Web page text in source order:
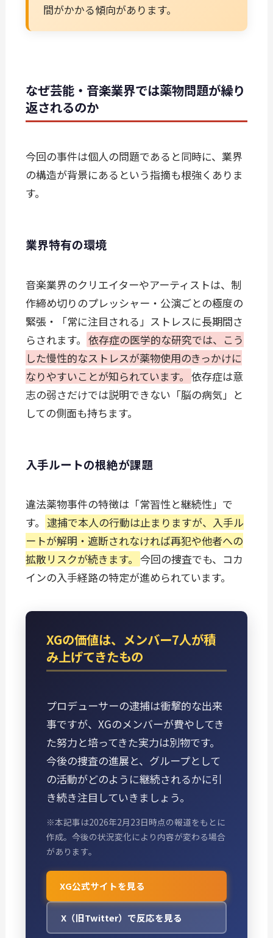
間がかかる傾向があります。
なぜ芸能・音楽業界では薬物問題が繰り
返されるのか
今回の事件は個人の問題であると同時に、業界
の構造が背景にあるという指摘も根強くありま
す。
業界特有の環境
音楽業界のクリエイターやアーティストは、制
作締め切りのプレッシャー・公演ごとの極度の
緊張・「常に注目される」ストレスに長期間さ
らされます。 依存症の医学的な研究では、こう
した慢性的なストレスが薬物使用のきっかけに
なりやすいことが知られています。 依存症は意
志の弱さだけでは説明できない「脳の病気」と
しての側面も持ちます。
入手ルートの根絶が課題
違法薬物事件の特徴は「常習性と継続性」で
す。 逮捕で本人の行動は止まりますが、入手ル
ートが解明・遮断されなければ再犯や他者への
拡散リスクが続きます。 今回の捜査でも、コカ
インの入手経路の特定が進められています。
XGの価値は、メンバー7人が積
み上げてきたもの
プロデューサーの逮捕は衝撃的な出来
事ですが、XGのメンバーが費やしてき
た努力と培ってきた実力は別物です。
今後の捜査の進展と、グループとして
の活動がどのように継続されるかに引
き続き注目していきましょう。
※本記事は2026年2月23日時点の報道をもとに
作成。今後の状況変化により内容が変わる場合
があります。
XG公式サイトを見る
X（旧Twitter）で反応を見る